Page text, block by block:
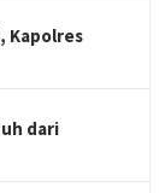
Kapolres
dari